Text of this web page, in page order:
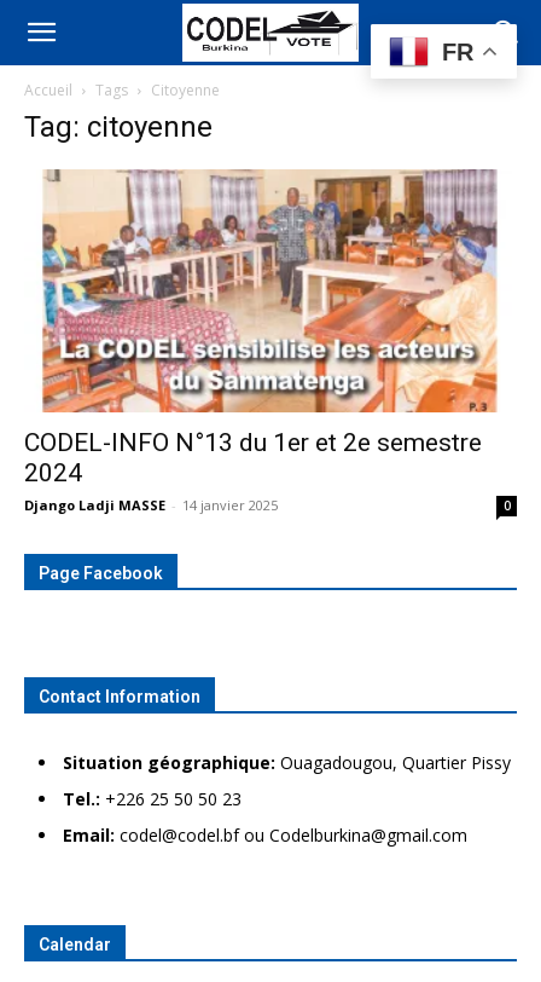
Accueil Tags Citoyenne
Tag: citoyenne
CODEL-INFO N°13 du 1er et 2e semestre
2024
Django Ladji MASSE - 14 janvier 2025 0
Page Facebook
Contact Information
Situation géographique: Ouagadougou, Quartier Pissy
Tel.: +226 25 50 50 23
Email: codel@codel.bf ou Codelburkina@gmail.com
Calendar
FR